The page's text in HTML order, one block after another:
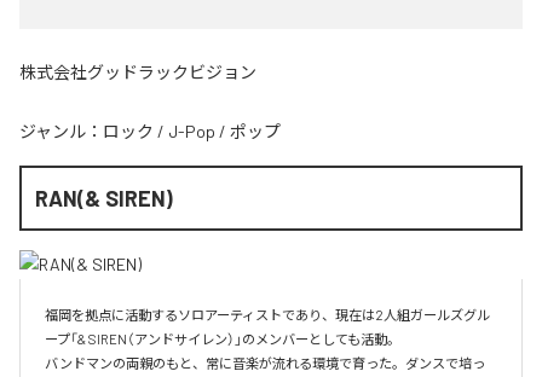
株式会社グッドラックビジョン
ジャンル： ロック / J-Pop / ポップ
RAN(& SIREN)
福岡を拠点に活動するソロアーティストであり、現在は2人組ガールズグル
ープ「& SIREN（アンドサイレン）」のメンバーとしても活動。
バンドマンの両親のもと、常に音楽が流れる環境で育った。ダンスで培っ